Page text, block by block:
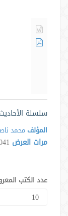
سلسلة
المؤلف محمد
مرات العرض
عدد الكتب